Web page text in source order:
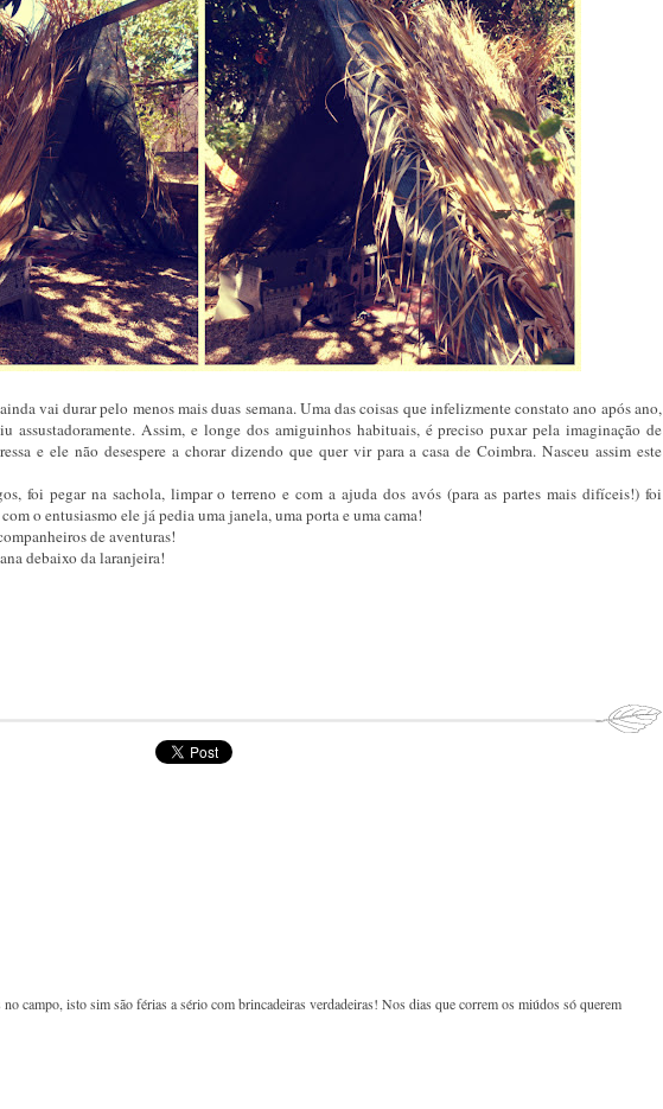
vai durar pelo menos mais duas semana. Uma das coisas que infelizmente constato ano após ano,
assustadoramente. Assim, e longe dos amiguinhos habituais, é preciso puxar pela imaginação de
e ele não desespere a chorar dizendo que quer vir para a casa de Coimbra. Nasceu assim este
foi pegar na sachola, limpar o terreno e com a ajuda dos avós (para as partes mais difíceis!) foi
o entusiasmo ele já pedia uma janela, uma porta e uma cama!
de aventuras!
debaixo da laranjeira!
no campo, isto sim são férias a sério com brincadeiras verdadeiras! Nos dias que correm os miúdos só querem